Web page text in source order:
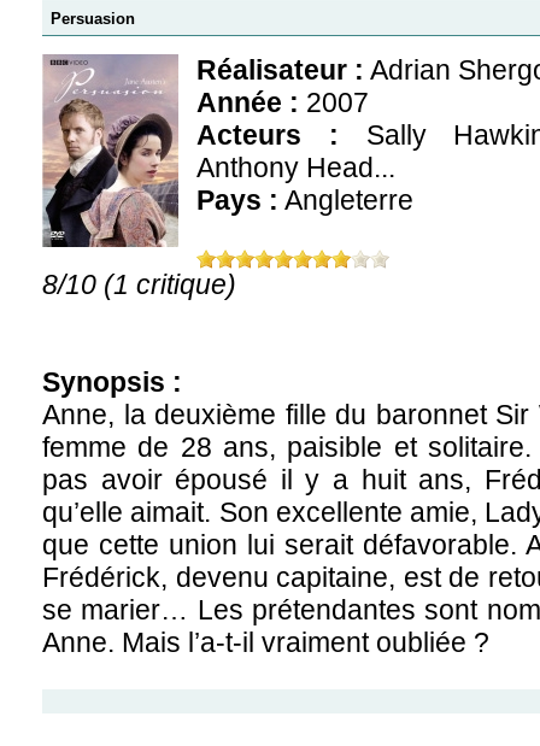
Persuasion
Réalisateur : Adrian
Année : 2007
Acteurs : Sally
Anthony Head...
Pays : Angleterre
8/10 (1 critique)
Synopsis :
Anne, la deuxième fille du baronnet
femme de 28 ans, paisible et
pas avoir épousé il y a huit ans,
qu’elle aimait. Son excellente amie,
que cette union lui serait défavorable.
Frédérick, devenu capitaine, est de
se marier… Les prétendantes sont
Anne. Mais l’a-t-il vraiment oubliée ?